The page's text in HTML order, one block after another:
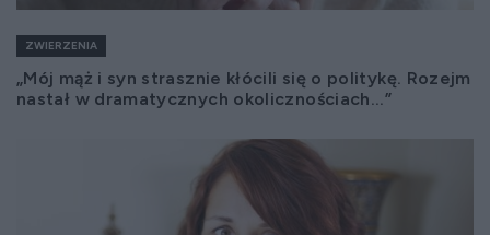
ZWIERZENIA
„Mój mąż i syn strasznie kłócili się o politykę. Rozejm
nastał w dramatycznych okolicznościach...”